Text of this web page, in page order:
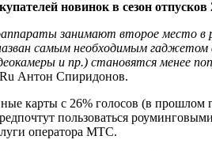
новинок в сезон
занимают второе место
самым необходимым
и пр.) становятся менее
Антон Спиридонов.
карты с 26% голосов (в
пользоваться
оператора МТС.